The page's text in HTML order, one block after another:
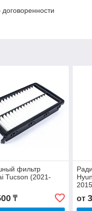
фильтр
Tucson (2021-
₸ от